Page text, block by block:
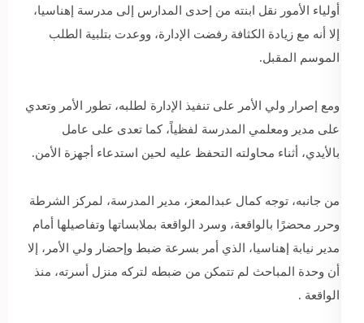
أولياء الأمور نقل ابنته من إحدى المدارس إلى مدرسة إهناسيا،
إلا أنه مع زيادة الكثافة رفضت الإدارة، ووعدت بتلبية الطلب
الموسم المقبل.
ومع إصرار ولي الأمر على تنفيذ الإدارة لطلبه، تطور الأمر وتعدي
على مدير ومعلمي المدرسة لفظياً، كما تعدى على عامل
بالأيدي، أثناء محاولته التحفظ عليه لحين استدعاء أجهزة الأمن.
من جانبه، توجه كمال عبدالمعز، مدير المدرسة، لمركز الشرطة
وحرر محضرًا بالواقعة، وسرد الواقعة بملابساتها وتفاصيلها أمام
مدير نيابة إهناسيا، الذي أمر بسرعة ضبط وإحضار ولي الأمر، إلا
أن وحدة المباحث لم تتمكن من ضبطه لتركه منزل أسرته، منذ
الواقعة .